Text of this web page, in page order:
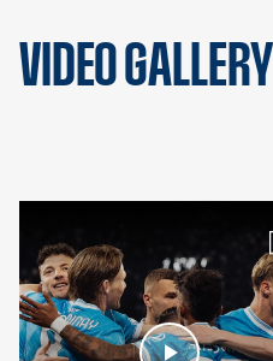
VIDEO GALLERY